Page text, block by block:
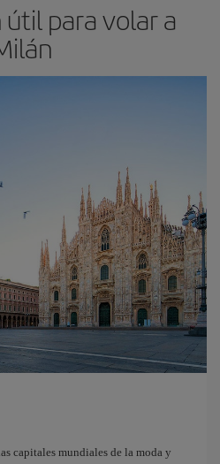
para volar a
capitales mundiales de la moda y